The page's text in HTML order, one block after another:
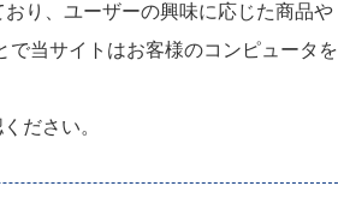
り、ユーザーの興味に応じた商品や
当サイトはお客様のコンピュータを
ださい。